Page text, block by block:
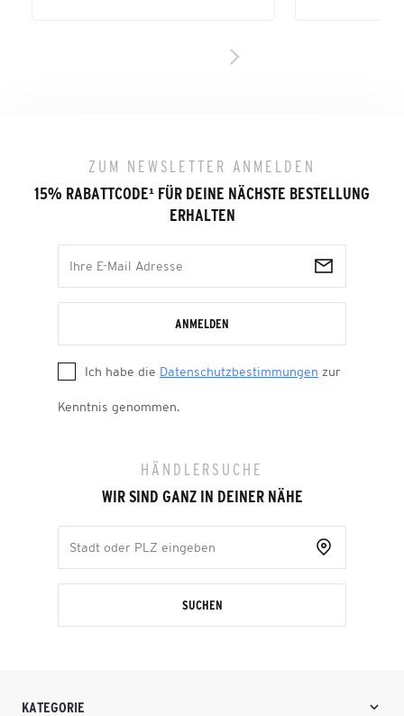
ZUM NEWSLETTER ANMELDEN
15% RABATTCODE¹ FÜR DEINE NÄCHSTE BESTELLUNG
ERHALTEN
ANMELDEN
Ich habe die Datenschutzbestimmungen zur
Kenntnis genommen.
HÄNDLERSUCHE
WIR SIND GANZ IN DEINER NÄHE
SUCHEN
KATEGORIE